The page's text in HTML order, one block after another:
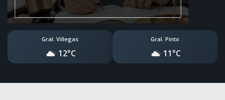
Gral. Villegas
12°C
Gral. Pinto
11°C